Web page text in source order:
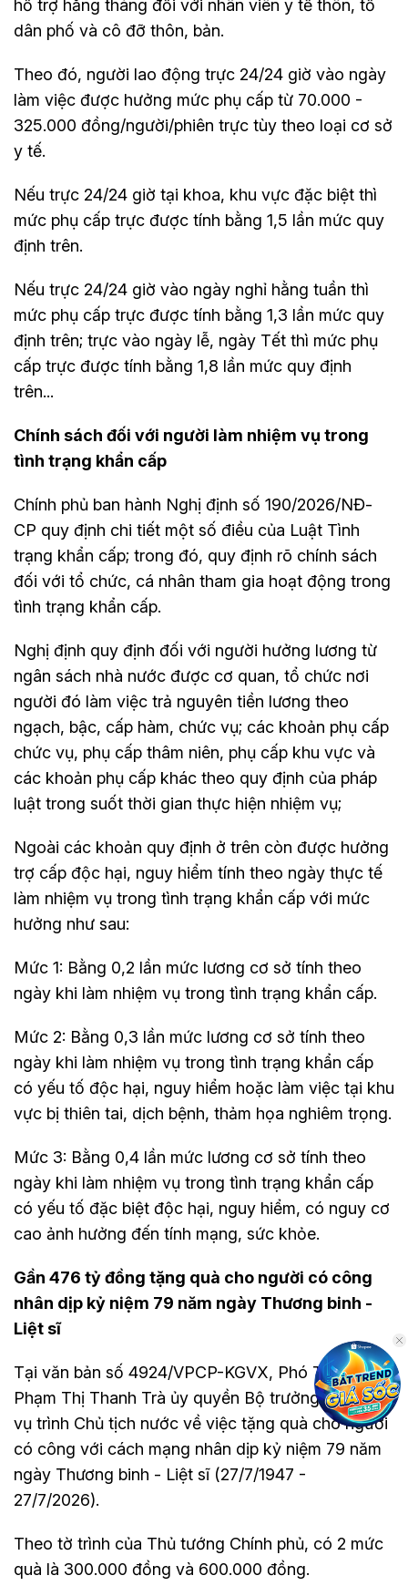
hỗ trợ hằng tháng đối với nhân viên y tế thôn, tổ
dân phố và cô đỡ thôn, bản.
Theo đó, người lao động trực 24/24 giờ vào ngày
làm việc được hưởng mức phụ cấp từ 70.000 -
325.000 đồng/người/phiên trực tùy theo loại cơ sở
y tế.
Nếu trực 24/24 giờ tại khoa, khu vực đặc biệt thì
mức phụ cấp trực được tính bằng 1,5 lần mức quy
định trên.
Nếu trực 24/24 giờ vào ngày nghỉ hằng tuần thì
mức phụ cấp trực được tính bằng 1,3 lần mức quy
định trên; trực vào ngày lễ, ngày Tết thì mức phụ
cấp trực được tính bằng 1,8 lần mức quy định
trên...
Chính sách đối với người làm nhiệm vụ trong
tình trạng khẩn cấp
Chính phủ ban hành Nghị định số 190/2026/NĐ-
CP quy định chi tiết một số điều của Luật Tình
trạng khẩn cấp; trong đó, quy định rõ chính sách
đối với tổ chức, cá nhân tham gia hoạt động trong
tình trạng khẩn cấp.
Nghị định quy định đối với người hưởng lương từ
ngân sách nhà nước được cơ quan, tổ chức nơi
người đó làm việc trả nguyên tiền lương theo
ngạch, bậc, cấp hàm, chức vụ; các khoản phụ cấp
chức vụ, phụ cấp thâm niên, phụ cấp khu vực và
các khoản phụ cấp khác theo quy định của pháp
luật trong suốt thời gian thực hiện nhiệm vụ;
Ngoài các khoản quy định ở trên còn được hưởng
trợ cấp độc hại, nguy hiểm tính theo ngày thực tế
làm nhiệm vụ trong tình trạng khẩn cấp với mức
hưởng như sau:
Mức 1: Bằng 0,2 lần mức lương cơ sở tính theo
ngày khi làm nhiệm vụ trong tình trạng khẩn cấp.
Mức 2: Bằng 0,3 lần mức lương cơ sở tính theo
ngày khi làm nhiệm vụ trong tình trạng khẩn cấp
có yếu tố độc hại, nguy hiểm hoặc làm việc tại khu
vực bị thiên tai, dịch bệnh, thảm họa nghiêm trọng.
Mức 3: Bằng 0,4 lần mức lương cơ sở tính theo
ngày khi làm nhiệm vụ trong tình trạng khẩn cấp
có yếu tố đặc biệt độc hại, nguy hiểm, có nguy cơ
cao ảnh hưởng đến tính mạng, sức khỏe.
Gần 476 tỷ đồng tặng quà cho người có công
nhân dịp kỷ niệm 79 năm ngày Thương binh -
Liệt sĩ
Tại văn bản số 4924/VPCP-KGVX, Phó Thủ tướng
Phạm Thị Thanh Trà ủy quyền Bộ trưởng Bộ Nội
vụ trình Chủ tịch nước về việc tặng quà cho người
có công với cách mạng nhân dịp kỷ niệm 79 năm
ngày Thương binh - Liệt sĩ (27/7/1947 -
27/7/2026).
Theo tờ trình của Thủ tướng Chính phủ, có 2 mức
quà là 300.000 đồng và 600.000 đồng.